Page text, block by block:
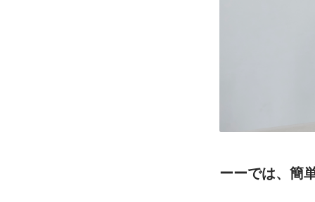
ーーでは、簡